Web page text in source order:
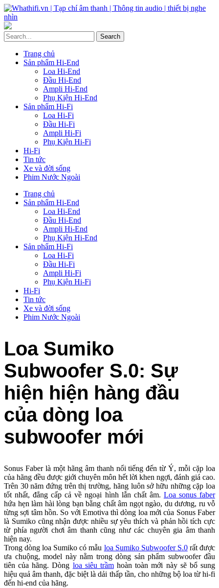
Trang chủ
Sản phẩm Hi-End
Loa Hi-End
Đầu Hi-End
Ampli Hi-End
Phụ Kiện Hi-End
Sản phẩm Hi-Fi
Loa Hi-Fi
Đầu Hi-Fi
Ampli Hi-Fi
Phụ Kiện Hi-Fi
Hi-Fi
Tin tức
Xe và đời sống
Phim Nước Ngoài
Trang chủ
Sản phẩm Hi-End
Loa Hi-End
Đầu Hi-End
Ampli Hi-End
Phụ Kiện Hi-End
Sản phẩm Hi-Fi
Loa Hi-Fi
Đầu Hi-Fi
Ampli Hi-Fi
Phụ Kiện Hi-Fi
Hi-Fi
Tin tức
Xe và đời sống
Phim Nước Ngoài
Loa Sumiko
Subwoofer S.0: Sự
hiện hiện hàng đầu
của dòng loa
subwoofer mới
Sonus Faber là một hãng âm thanh nổi tiếng đến từ Ý, mỗi cặp loa
của hãng đều được giới chuyên môn hết lời khen ngợi, đánh giá cao.
Trên 30 năm đứng trên thị trường, hãng luôn sở hữu những cặp loa
tốt nhất, đẳng cấp cả về ngoại hình lẫn chất âm. Loa sonus faber
hứa hẹn làm hài lòng bạn bằng chất âm ngọt ngào, du dương, ru vỗ
từng sợi tâm hồn. So với Emotiva thì dòng loa mới của Sonus Faber
là Sumiko cũng nhận được nhiều sự yêu thích và phản hồi tích cực
từ phía người chơi âm thanh cũng như các chuyên gia âm thanh
hiện nay.
Trong dòng loa Sumiko có mẫu loa Sumiko Subwoofer S.0rất được
ưa chuộng, model này nằm trong dòng sản phẩm subwoofer đầu
tiên của hãng. Dòng loa siêu trầmhoàn toàn mới này sẽ bổ sung
hiệu quả âm thanh, đặc biệt là dải thấp tần, cho những bộ loa từ hi-fi
đến hi-end của hãng.